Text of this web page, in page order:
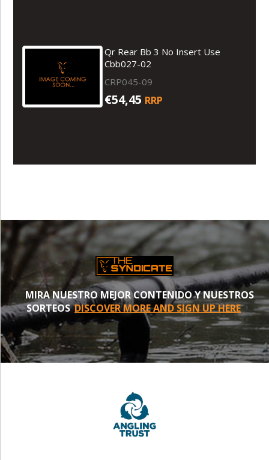
Qr Rear Bb 3 No Insert Use
Cbb027-02
CRP045-09
€54,45 RRP
MIRA NUESTRO MEJOR CONTENIDO Y NUESTROS
SORTEOSDISCOVER MORE AND SIGN UP HERE